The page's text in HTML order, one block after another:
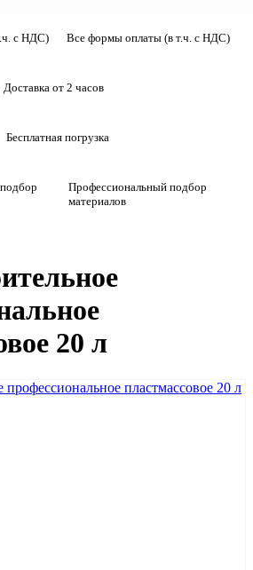
Все формы оплаты (в т.ч. с НДС)
Доставка от 2 часов
Бесплатная погрузка
Профессиональный подбор
материалов
20 л